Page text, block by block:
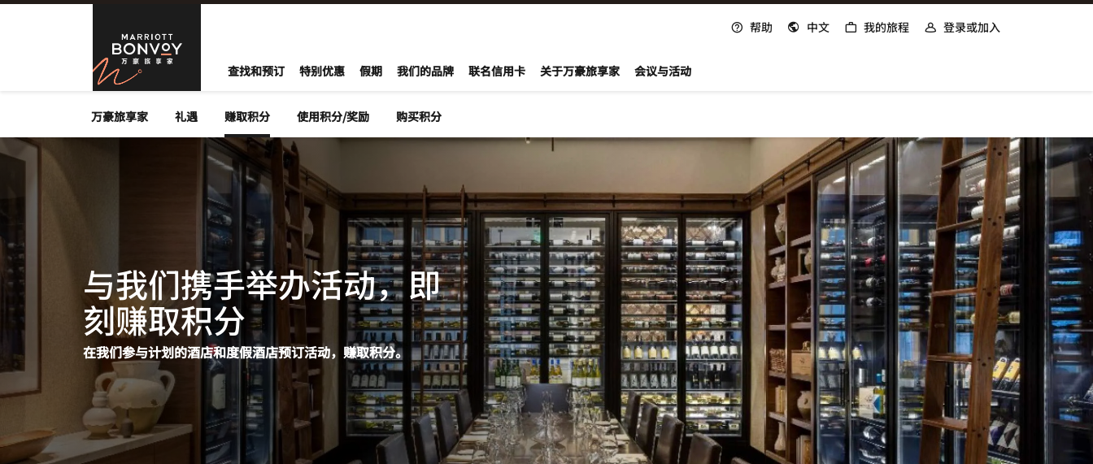
跳到内容
Marriott Bonvoy
帮助 中文 我的旅程
打开新窗口 登录或加入
查找和预订 特别优惠 假期 我们的品牌 联名信用卡 关于万豪旅享家 会议与活动
万豪旅享家 礼遇 赚取积分 使用积分/奖励 购买积分
与我们携手举办活动，即
刻赚取积分
在我们参与计划的酒店和度假酒店预订活动，赚取积分。